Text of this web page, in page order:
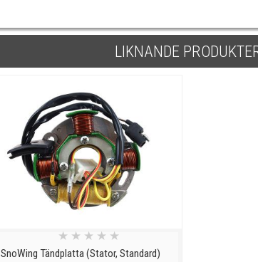
LIKNANDE
SnoWing Tändplatta (Stator, Standard)
★ ★ ★ ★ ★